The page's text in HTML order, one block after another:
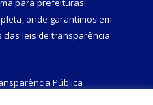
para prefeituras!
onde garantimos em
das leis de transparência
Pública